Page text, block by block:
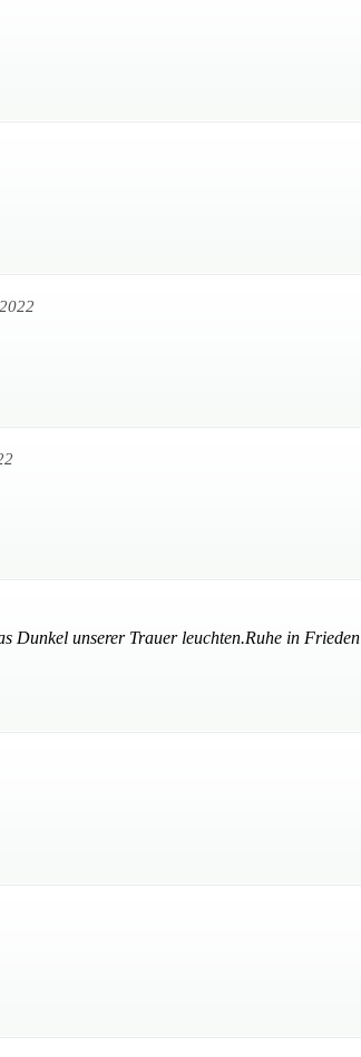
Dunkel unserer Trauer leuchten.Ruhe in Frieden